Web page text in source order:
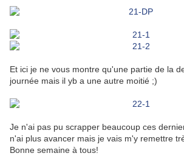
Et ici je ne vous montre qu'une partie de la
journée mais il yb a une autre moitié ;)
Je n'ai pas pu scrapper beaucoup ces
n'ai plus avancer mais je vais m'y remettre
Bonne semaine à tous!